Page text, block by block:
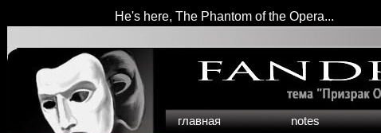
He's here, The Phantom of the Opera...
главная notes